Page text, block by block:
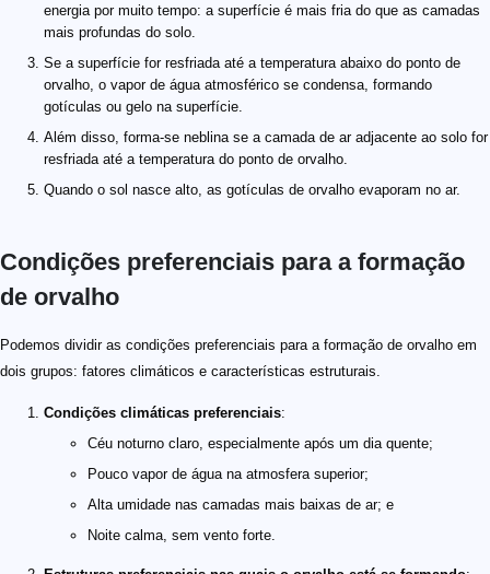
energia por muito tempo: a superfície é mais fria do que as camadas
mais profundas do solo.
Se a superfície for resfriada até a temperatura abaixo do ponto de
orvalho, o vapor de água atmosférico se condensa, formando
gotículas ou gelo na superfície.
Além disso, forma-se neblina se a camada de ar adjacente ao solo for
resfriada até a temperatura do ponto de orvalho.
Quando o sol nasce alto, as gotículas de orvalho evaporam no ar.
Condições preferenciais para a formação
de orvalho
Podemos dividir as condições preferenciais para a formação de orvalho em
dois grupos: fatores climáticos e características estruturais.
Condições climáticas preferenciais:
Céu noturno claro, especialmente após um dia quente;
Pouco vapor de água na atmosfera superior;
Alta umidade nas camadas mais baixas de ar; e
Noite calma, sem vento forte.